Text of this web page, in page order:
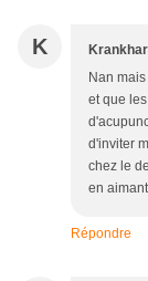
K Krankhar
Nan
et que
d'inviter
chez le
en
Répondre